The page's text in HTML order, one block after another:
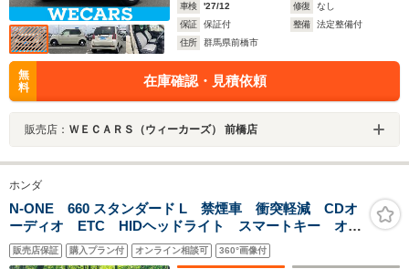
車検
'27/12 修復
なし
保証
保証付 整備
法定整備付
住所
群馬県前橋市
無
料
在庫確認・見積依頼
販売店： ＷＥＣＡＲＳ（ウィーカーズ） 前橋店
ホンダ
N-ONE 660 スタンダード L 禁煙車 衝突軽減 CDオ
ーディオ ETC HIDヘッドライト スマートキー オー
トライト オートエアコン シートリフター 電動格納
ミラー 横滑り防止機能 プライバシーガラス
販売店保証 購入プラン付 オンライン相談可 360°画像付